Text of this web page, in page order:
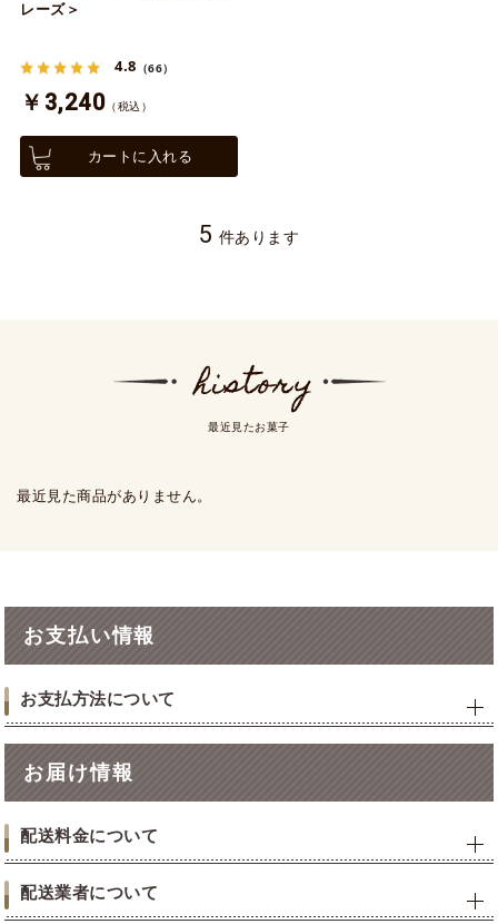
レーズ＞
4.8 （66）
￥3,240 （税込）
カートに入れる
5 件あります
最近見たお菓子
最近見た商品がありません。
お支払い情報
お支払方法について
お届け情報
配送料金について
配送業者について